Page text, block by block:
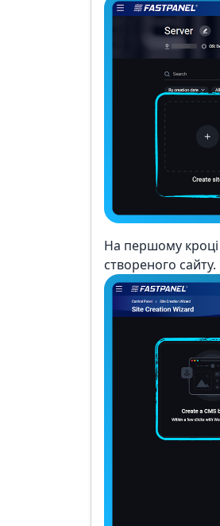
На першому
створеного сайту.